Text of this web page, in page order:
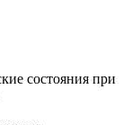
состояния при